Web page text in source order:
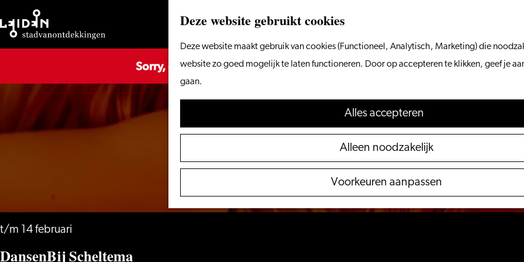
Deze website gebruikt cookies
Deze website maakt gebruik van cookies (Functioneel, Analytisch, Marketing) die
website zo goed mogelijk te laten functioneren. Door op accepteren te klikken, geef je
gaan.
Alles accepteren
Alleen noodzakelijk
Voorkeuren aanpassen
Ga
de
Sorry, deze activiteit is niet meer beschikbaar. Bekijk hetactuele aanbod
t/m 14 februari
DansenBij Scheltema